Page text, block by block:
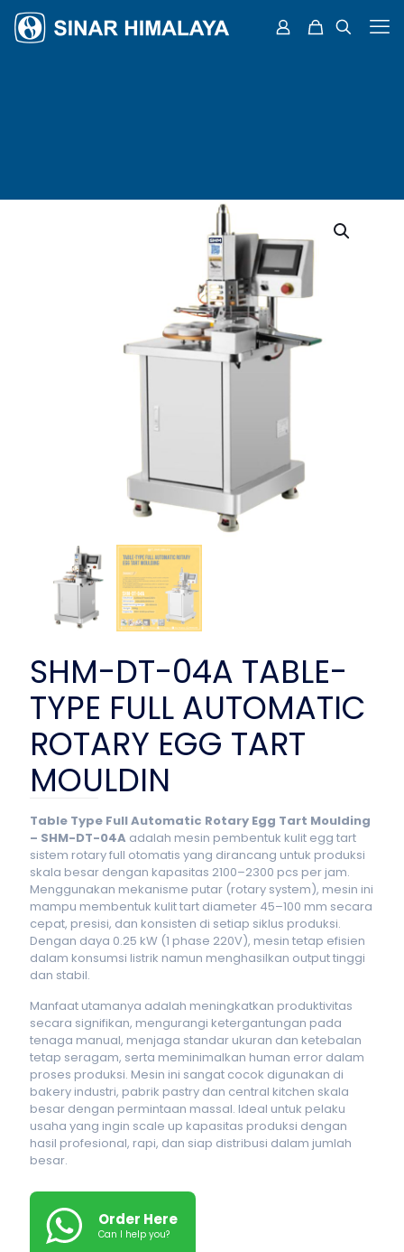
SHM-DT-04A TABLE-
TYPE FULL AUTOMATIC
ROTARY EGG TART
MOULDIN
Table Type Full Automatic Rotary Egg Tart Moulding
– SHM-DT-04A adalah mesin pembentuk kulit egg tart
sistem rotary full otomatis yang dirancang untuk produksi
skala besar dengan kapasitas 2100–2300 pcs per jam.
Menggunakan mekanisme putar (rotary system), mesin ini
mampu membentuk kulit tart diameter 45–100 mm secara
cepat, presisi, dan konsisten di setiap siklus produksi.
Dengan daya 0.25 kW (1 phase 220V), mesin tetap efisien
dalam konsumsi listrik namun menghasilkan output tinggi
dan stabil.
Manfaat utamanya adalah meningkatkan produktivitas
secara signifikan, mengurangi ketergantungan pada
tenaga manual, menjaga standar ukuran dan ketebalan
tetap seragam, serta meminimalkan human error dalam
proses produksi. Mesin ini sangat cocok digunakan di
bakery industri, pabrik pastry dan central kitchen skala
besar dengan permintaan massal. Ideal untuk pelaku
usaha yang ingin scale up kapasitas produksi dengan
hasil profesional, rapi, dan siap distribusi dalam jumlah
besar.
Order Here
Can I help you?